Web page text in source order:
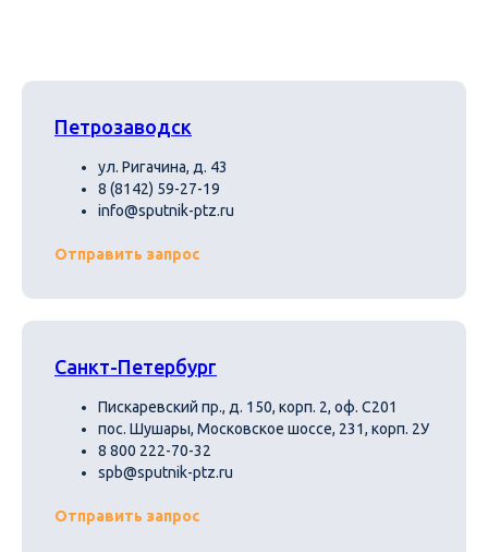
Петрозаводск
ул. Ригачина, д. 43
8 (8142) 59-27-19
info@sputnik-ptz.ru
Отправить запрос
Санкт-Петербург
Пискаревский пр., д. 150, корп. 2, оф. С201
пос. Шушары, Московское шоссе, 231, корп. 2У
8 800 222-70-32
spb@sputnik-ptz.ru
Отправить запрос